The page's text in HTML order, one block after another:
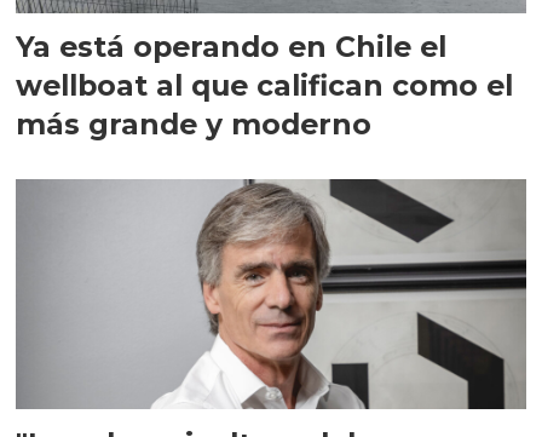
Ya está operando en Chile el
wellboat al que califican como el
más grande y moderno